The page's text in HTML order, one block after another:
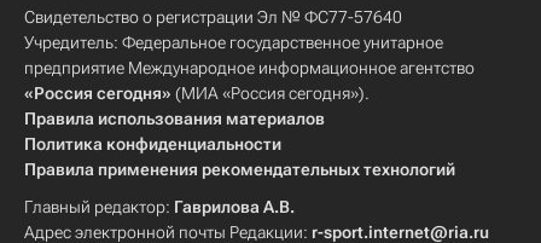
Свидетельство о регистрации Эл № ФС77-57640
Учредитель: Федеральное государственное унитарное
предприятие Международное информационное агентство
«Россия сегодня» (МИА «Россия сегодня»).
Правила использования материалов
Политика конфиденциальности
Правила применения рекомендательных технологий
Главный редактор: Гаврилова А.В.
Адрес электронной почты Редакции: r-sport.internet@ria.ru